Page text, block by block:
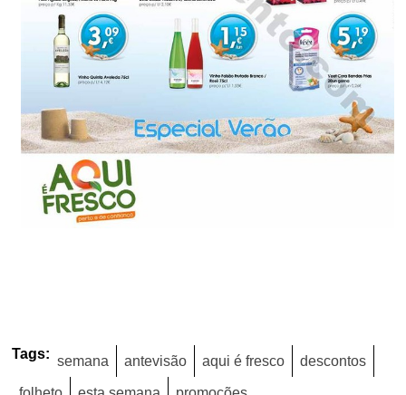
Tags: semana antevisão aqui é fresco descontos